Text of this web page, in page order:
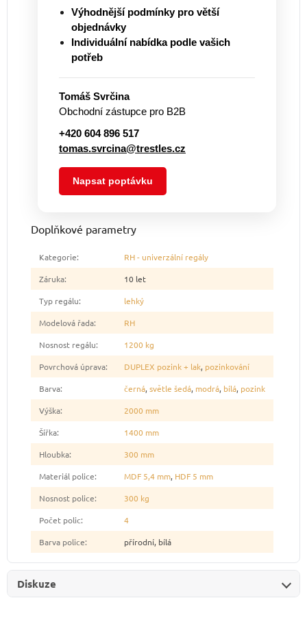
Výhodnější podmínky pro větší
objednávky
Individuální nabídka podle vašich
potřeb
Tomáš Svrčina
Obchodní zástupce pro B2B
+420 604 896 517
tomas.svrcina@trestles.cz
Napsat poptávku
Doplňkové parametry
Kategorie:
RH - univerzální regály
Záruka:
10 let
Typ regálu:
lehký
Modelová řada:
RH
Nosnost regálu:
1200 kg
Povrchová úprava: DUPLEX pozink + lak, pozinkování
Barva: černá, světle šedá, modrá, bílá, pozink
Výška:
2000 mm
Šířka:
1400 mm
Hloubka:
300 mm
Materiál police: MDF 5,4 mm, HDF 5 mm
Nosnost police:
300 kg
Počet polic:
4
Barva police: přírodní, bílá
Diskuze